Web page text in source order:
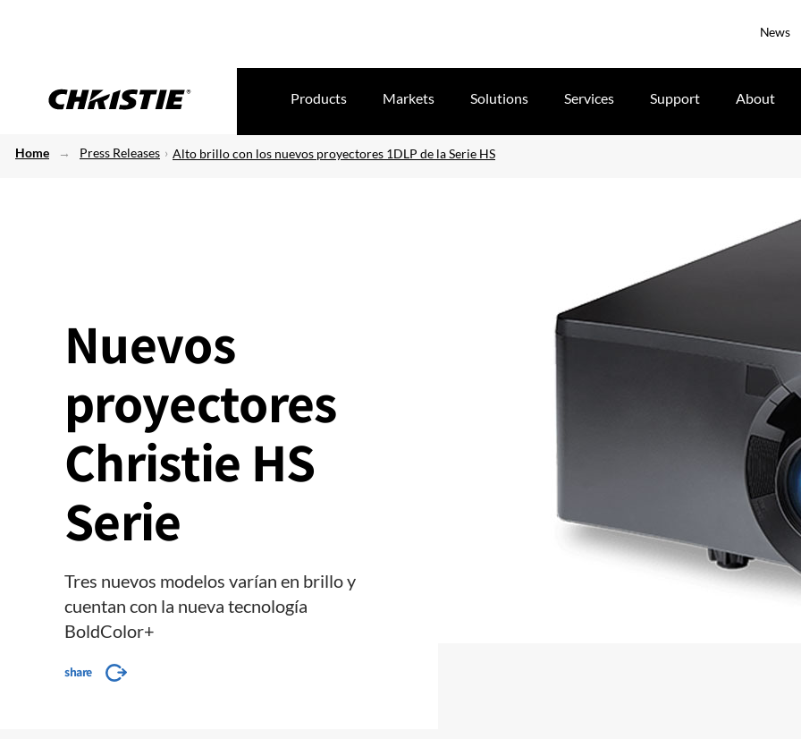
News
Products Markets Solutions Services Support About
Home Press Releases Alto brillo con los nuevos proyectores 1DLP de la Serie HS
Nuevos
proyectores
Christie HS
Serie
Tres nuevos modelos varían en brillo y
cuentan con la nueva tecnología
BoldColor+
share